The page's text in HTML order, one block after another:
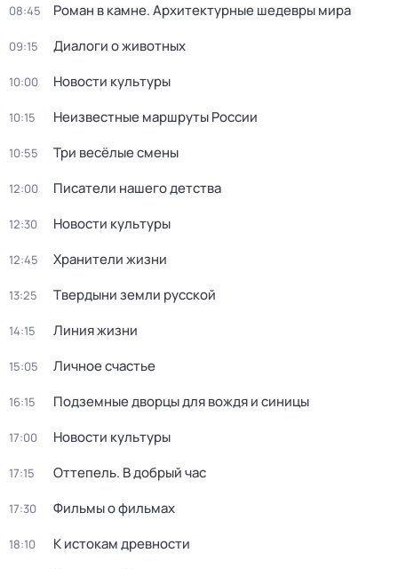
08:45 Роман в камне. Архитектурные шедевры мира
09:15 Диалоги о животных
10:00 Новости культуры
10:15 Неизвестные маршруты России
10:55 Три весёлые смены
12:00 Писатели нашего детства
12:30 Новости культуры
12:45 Хранители жизни
13:25 Твердыни земли русской
14:15 Линия жизни
15:05 Личное счастье
16:15 Подземные дворцы для вождя и синицы
17:00 Новости культуры
17:15 Оттепель. В добрый час
17:30 Фильмы о фильмах
18:10 К истокам древности